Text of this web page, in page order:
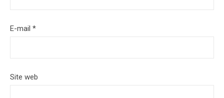
E-mail *
Site web